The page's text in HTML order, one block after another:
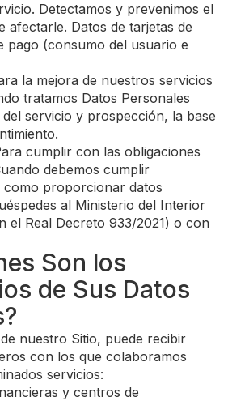
Detectamos y prevenimos el
afectarle. Datos de tarjetas de
pago (consumo del usuario e
la mejora de nuestros servicios
tratamos Datos Personales
servicio y prospección, la base
cumplir con las obligaciones
debemos cumplir
como proporcionar datos
al Ministerio del Interior
el Real Decreto 933/2021) o con
Son los
de Sus Datos
nuestro Sitio, puede recibir
con los que colaboramos
servicios:
y centros de